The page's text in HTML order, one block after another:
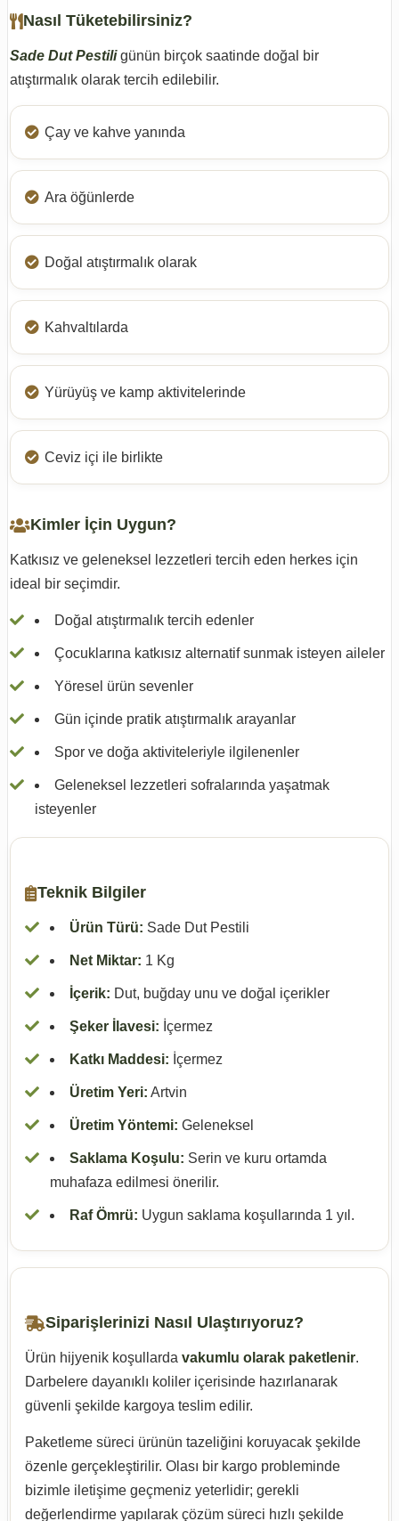
Nasıl Tüketebilirsiniz?
Sade Dut Pestiligünün birçok saatinde doğal bir
atıştırmalık olarak tercih edilebilir.
Çay ve kahve yanında
Ara öğünlerde
Doğal atıştırmalık olarak
Kahvaltılarda
Yürüyüş ve kamp aktivitelerinde
Ceviz içi ile birlikte
Kimler İçin Uygun?
Katkısız ve geleneksel lezzetleri tercih eden herkes için
ideal bir seçimdir.
Doğal atıştırmalık tercih edenler
Çocuklarına katkısız alternatif sunmak isteyen aileler
Yöresel ürün sevenler
Gün içinde pratik atıştırmalık arayanlar
Spor ve doğa aktiviteleriyle ilgilenenler
Geleneksel lezzetleri sofralarında yaşatmak
isteyenler
Teknik Bilgiler
Ürün Türü: Sade Dut Pestili
Net Miktar: 1 Kg
İçerik: Dut, buğday unu ve doğal içerikler
Şeker İlavesi: İçermez
Katkı Maddesi: İçermez
Üretim Yeri: Artvin
Üretim Yöntemi: Geleneksel
Saklama Koşulu: Serin ve kuru ortamda
muhafaza edilmesi önerilir.
Raf Ömrü: Uygun saklama koşullarında 1 yıl.
Siparişlerinizi Nasıl Ulaştırıyoruz?
Ürün hijyenik koşullarda vakumlu olarak paketlenir.
Darbelere dayanıklı koliler içerisinde hazırlanarak
güvenli şekilde kargoya teslim edilir.
Paketleme süreci ürünün tazeliğini koruyacak şekilde
özenle gerçekleştirilir. Olası bir kargo probleminde
bizimle iletişime geçmeniz yeterlidir; gerekli
değerlendirme yapılarak çözüm süreci hızlı şekilde